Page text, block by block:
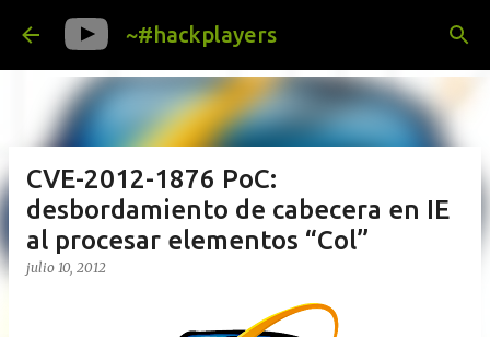
Ir al contenido principal
~#hackplayers
CVE-2012-1876 PoC:
desbordamiento de cabecera en IE
al procesar elementos “Col”
julio 10, 2012